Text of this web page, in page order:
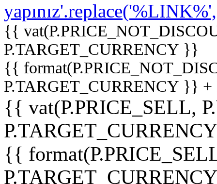
{{
P.TARGET_CURRENCY }}
{{
P.TARGET_CURRENCY }}
{{ vat(P.PRICE_SELL,
{{